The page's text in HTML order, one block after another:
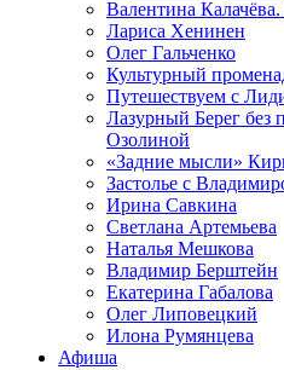
Валентина
Лариса Хенинен
Олег Гальченко
Культурный
Путешествуем с
Лазурный Берег без
Озолиной
«Задние мысли»
Застолье с
Ирина Савкина
Светлана Артемьева
Наталья Мешкова
Владимир Берштейн
Екатерина Габалова
Олег Липовецкий
Илона Румянцева
Афиша